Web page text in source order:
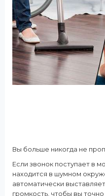
Вы больше никогда не
Если звонок поступает в
находится в шумном
автоматически
громкость, чтобы вы